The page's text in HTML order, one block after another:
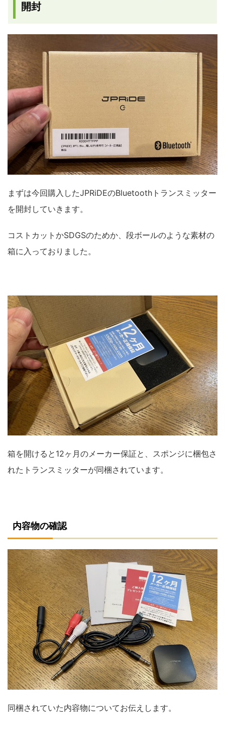
開封
まずは今回購入したJPRiDEのBluetoothトランスミッター
を開封していきます。
コストカットかSDGSのためか、段ボールのような素材の
箱に入っておりました。
箱を開けると12ヶ月のメーカー保証と、スポンジに梱包さ
れたトランスミッターが同梱されています。
内容物の確認
同梱されていた内容物についてお伝えします。